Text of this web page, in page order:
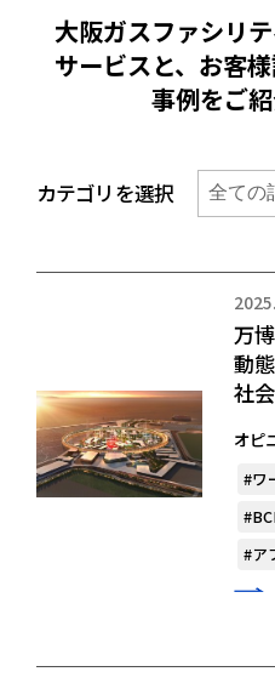
大阪ガスファシリ
サービスと、 お客
事例をご紹
カテゴリを選択
万
動
社
オピ
#ワ
#ア